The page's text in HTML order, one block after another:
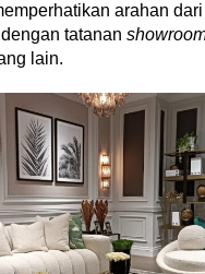
arahan
tatanan
lain.